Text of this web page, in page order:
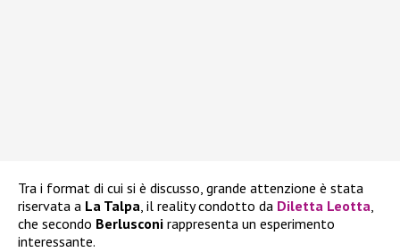
Tra i format di cui si è discusso, grande attenzione è stata
riservata a La Talpa, il reality condotto da Diletta Leotta,
che secondo Berlusconi rappresenta un esperimento
interessante.